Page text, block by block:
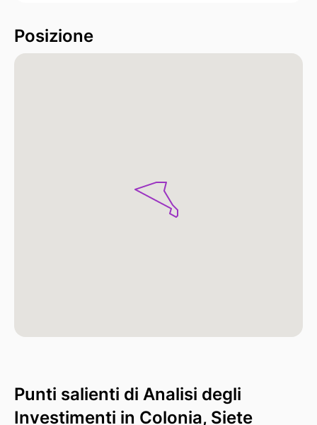
Posizione
Punti salienti di Analisi degli
Investimenti in Colonia, Siete